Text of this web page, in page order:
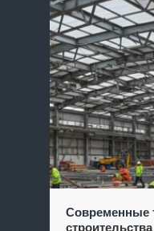
Современные